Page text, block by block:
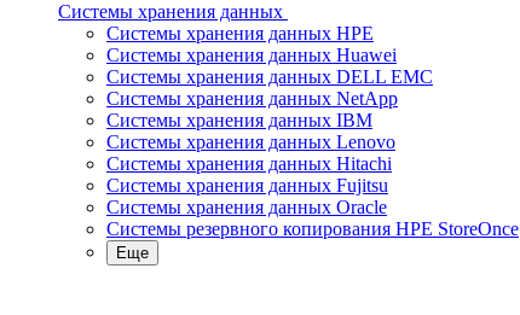
Системы хранения данных
Системы хранения данных HPE
Системы хранения данных Huawei
Системы хранения данных DELL EMC
Cистемы хранения данных NetApp
Системы хранения данных IBM
Системы хранения данных Lenovo
Системы хранения данных Hitachi
Системы хранения данных Fujitsu
Системы хранения данных Oracle
Системы резервного копирования HPE StoreOnce
Еще